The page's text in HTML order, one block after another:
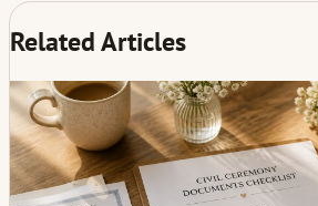
Related Articles